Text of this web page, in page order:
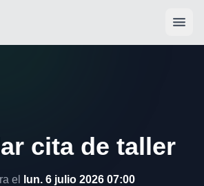
cita de taller
el lun. 6 julio 2026 07:00